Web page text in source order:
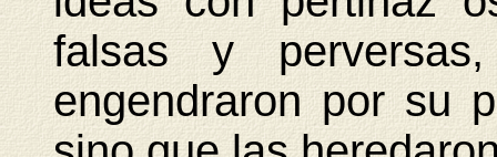
falsas y
engendraron por su